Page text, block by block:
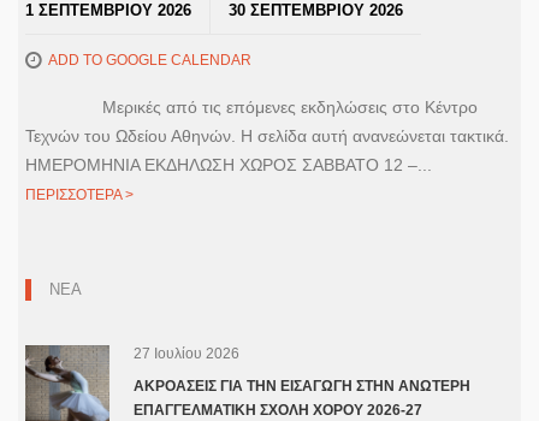
1 ΣΕΠΤΕΜΒΡΙΟΥ 2026 30 ΣΕΠΤΕΜΒΡΙΟΥ 2026
ADD TO GOOGLE CALENDAR
Μερικές από τις επόμενες εκδηλώσεις στο Κέντρο
Τεχνών του Ωδείου Αθηνών. Η σελίδα αυτή ανανεώνεται τακτικά.
ΗΜΕΡΟΜΗΝΙΑ ΕΚΔΗΛΩΣΗ ΧΩΡΟΣ ΣΑΒΒΑΤΟ 12 –...
ΠΕΡΙΣΣΟΤΕΡΑ >
ΝΕΑ
27 Ιουλίου 2026
ΑΚΡΟΑΣΕΙΣ ΓΙΑ ΤΗΝ ΕΙΣΑΓΩΓΗ ΣΤΗΝ ΑΝΩΤΕΡΗ
ΕΠΑΓΓΕΛΜΑΤΙΚΗ ΣΧΟΛΗ ΧΟΡΟΥ 2026-27